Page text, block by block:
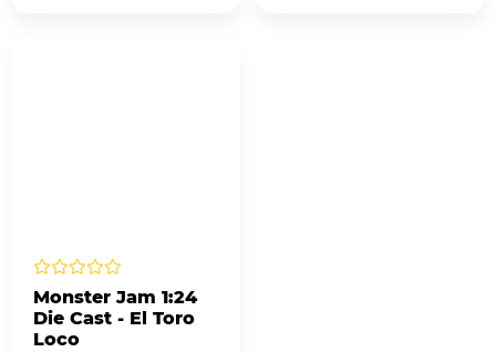
Monster Jam 1:24
Die Cast - El Toro
Loco